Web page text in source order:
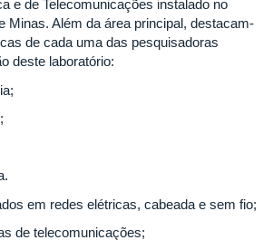
e de Telecomunicações instalado no
Minas. Além da área principal, destacam-
de cada uma das pesquisadoras
deste laboratório:
em redes elétricas, cabeada e sem fio;
de telecomunicações;